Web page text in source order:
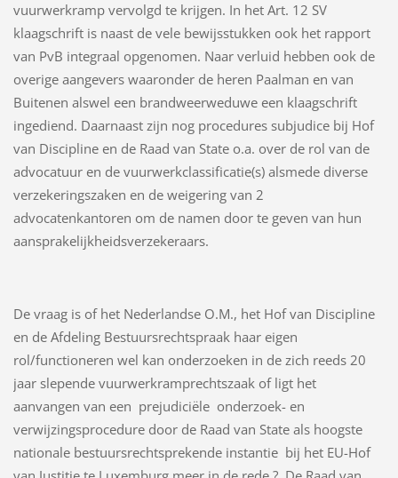
vuurwerkramp vervolgd te krijgen. In het Art. 12 SV
klaagschrift is naast de vele bewijsstukken ook het rapport
van PvB integraal opgenomen. Naar verluid hebben ook de
overige aangevers waaronder de heren Paalman en van
Buitenen alswel een brandweerweduwe een klaagschrift
ingediend. Daarnaast zijn nog procedures subjudice bij Hof
van Discipline en de Raad van State o.a. over de rol van de
advocatuur en de vuurwerkclassificatie(s) alsmede diverse
verzekeringszaken en de weigering van 2
advocatenkantoren om de namen door te geven van hun
aansprakelijkheidsverzekeraars.
De vraag is of het Nederlandse O.M., het Hof van Discipline
en de Afdeling Bestuursrechtspraak haar eigen
rol/functioneren wel kan onderzoeken in de zich reeds 20
jaar slepende vuurwerkramprechtszaak of ligt het
aanvangen van een prejudiciële onderzoek- en
verwijzingsprocedure door de Raad van State als hoogste
nationale bestuursrechtsprekende instantie bij het EU-Hof